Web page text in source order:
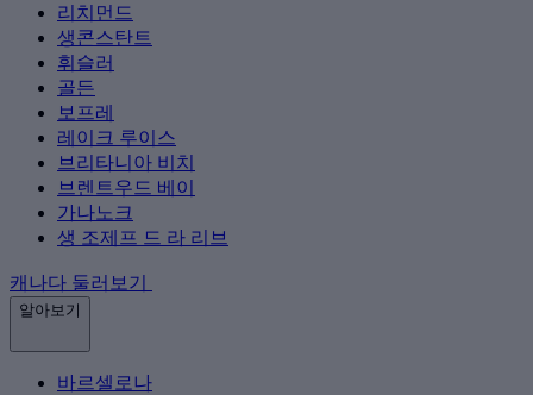
리치먼드
생콘스탄트
휘슬러
골든
보프레
레이크 루이스
브리타니아 비치
브렌트우드 베이
가나노크
생 조제프 드 라 리브
캐나다 둘러보기
알아보기
바르셀로나